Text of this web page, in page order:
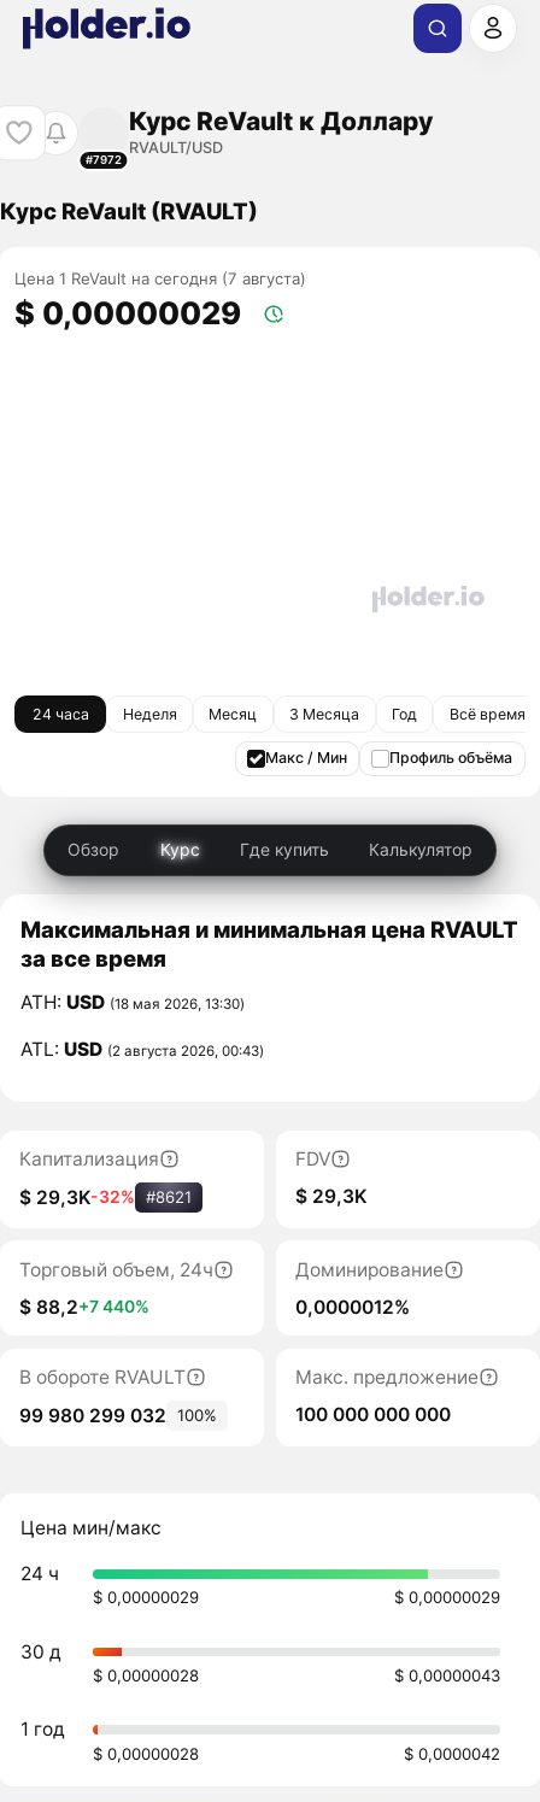
#7972
Курс ReVault к Доллару
RVAULT/USD
Курс ReVault (RVAULT)
Цена 1 ReVault на сегодня (7 августа)
$ 0,00000029
24 часа Неделя Месяц 3 Месяца Год Всё время
Макс / Мин Профиль объёма
Обзор Курс Где купить Калькулятор
Максимальная и минимальная цена RVAULT
за все время
ATH:USD (18 мая 2026, 13:30)
ATL:USD (2 августа 2026, 00:43)
Капитализация
$ 29,3K-32% #8621
FDV
$ 29,3K
Торговый объем, 24ч
$ 88,2+7 440%
Доминирование
0,0000012%
В обороте RVAULT
99 980 299 032
100%
Макс. предложение
100 000 000 000
Цена мин/макс
24 ч
$ 0,00000029 $ 0,00000029
30 д
$ 0,00000028 $ 0,00000043
1 год
$ 0,00000028 $ 0,0000042